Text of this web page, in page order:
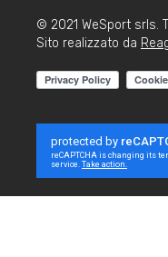
© 2021 WeSport srls.
Sito realizzato da